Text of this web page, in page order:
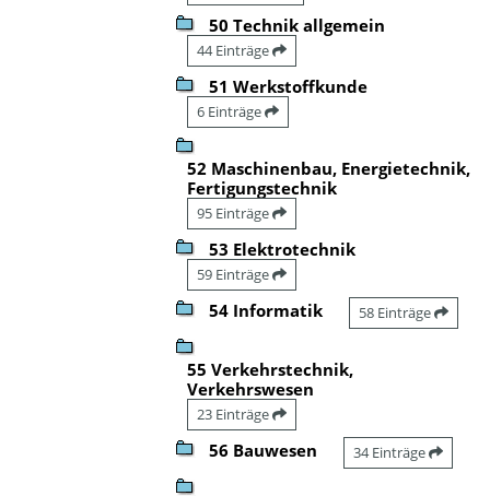
50 Technik allgemein
44 Einträge
51 Werkstoffkunde
6 Einträge
52 Maschinenbau, Energietechnik,
Fertigungstechnik
95 Einträge
53 Elektrotechnik
59 Einträge
54 Informatik 58 Einträge
55 Verkehrstechnik,
Verkehrswesen
23 Einträge
56 Bauwesen 34 Einträge